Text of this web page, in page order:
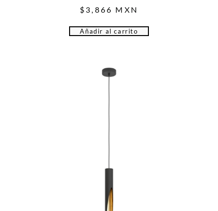
$ 3,866 MXN
Añadir al carrito